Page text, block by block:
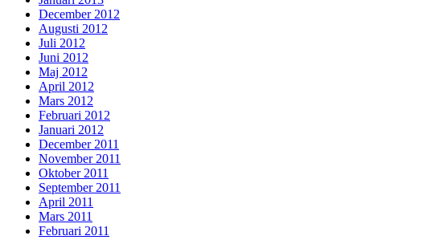
December 2012
Augusti 2012
Juli 2012
Juni 2012
Maj 2012
April 2012
Mars 2012
Februari 2012
Januari 2012
December 2011
November 2011
Oktober 2011
September 2011
April 2011
Mars 2011
Februari 2011